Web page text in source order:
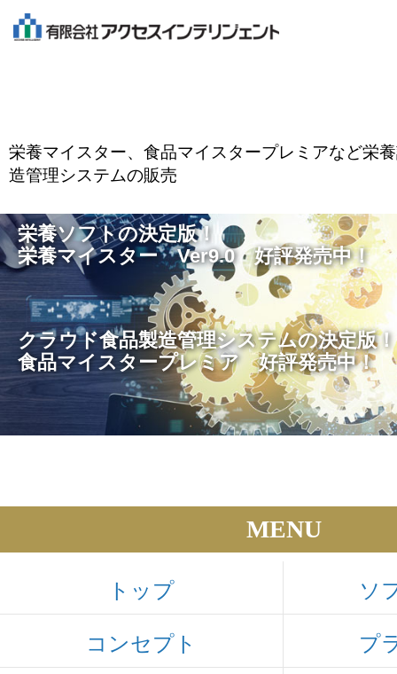
栄養マイスター、食品マイスタープレミアなど栄
造管理システムの販売
栄養ソフトの決定版！
栄養マイスター Ver9.0 好評発売中！
クラウド食品製造管理システムの決定版！
食品マイスタープレミア 好評発売中！
MENU
トップ
ソ
コンセプト
プ